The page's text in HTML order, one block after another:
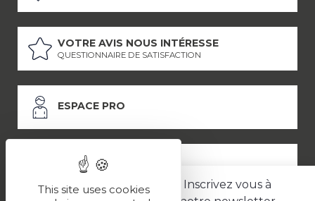
Inscrivez vous à
VOTRE AVIS NOUS INTÉRESSE
QUESTIONNAIRE DE SATISFACTION
ESPACE PRO
ESPACE PRESSE
This site uses cookies